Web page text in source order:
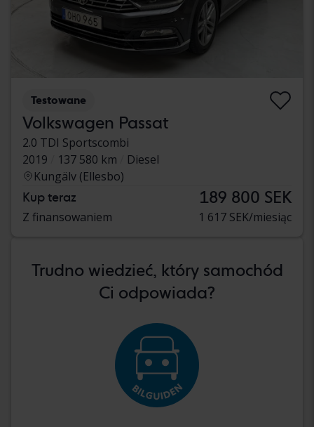
Testowane
Volkswagen Passat
2.0 TDI Sportscombi
2019
137 580 km
Diesel
Kungälv (Ellesbo)
Kup teraz 189 800 SEK
Z finansowaniem 1 617 SEK/miesiąc
Trudno wiedzieć, który samochód
Ci odpowiada?